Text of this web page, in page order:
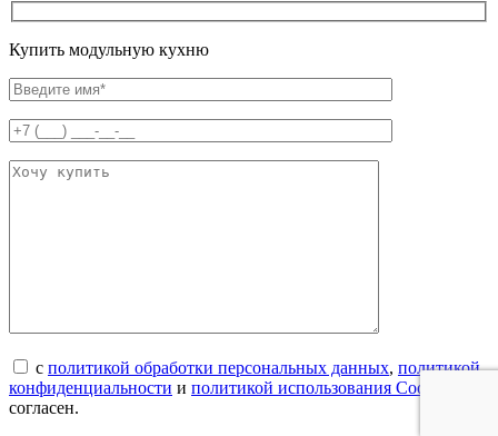
Купить модульную кухню
с политикой обработки персональных данных, политикой
конфиденциальности и политикой использования Cookies
согласен.